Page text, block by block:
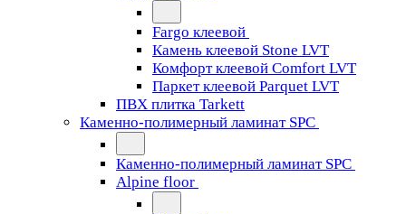
Fargo клеевой
Камень клеевой Stone LVT
Комфорт клеевой Comfort LVT
Паркет клеевой Parquet LVT
ПВХ плитка Tarkett
Каменно-полимерный ламинат SPC
Каменно-полимерный ламинат SPC
Alpine floor